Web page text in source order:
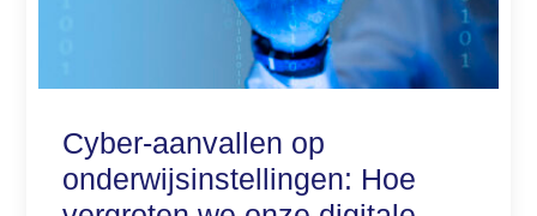
Cyber-aanvallen op
onderwijsinstellingen: Hoe